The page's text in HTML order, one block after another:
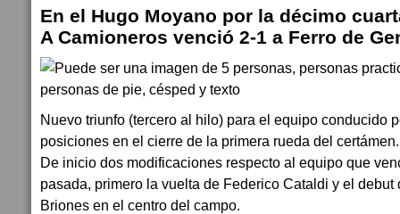
En el Hugo Moyano por la décimo
A Camioneros venció 2-1 a Ferro de
Nuevo triunfo (tercero al hilo) para el equipo conducido
posiciones en el cierre de la primera rueda del certámen.
De inicio dos modificaciones respecto al equipo que
pasada, primero la vuelta de Federico Cataldi y el debut
Briones en el centro del campo.